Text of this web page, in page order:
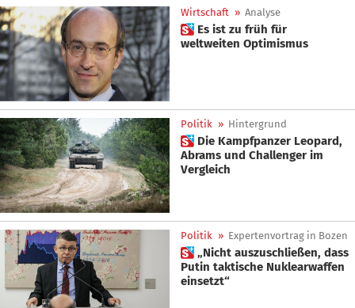
Wirtschaft » Analyse
 Es ist zu früh für
weltweiten Optimismus
Politik » Hintergrund
 Die Kampfpanzer Leopard,
Abrams und Challenger im
Vergleich
Politik » Expertenvortrag in Bozen
 „Nicht auszuschließen, dass
Putin taktische Nuklearwaffen
einsetzt“